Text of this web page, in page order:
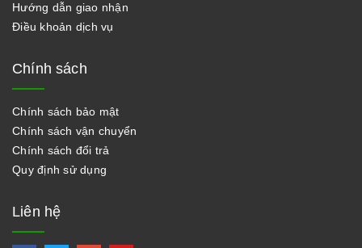
Hướng dẫn giao nhận
Điều khoản dịch vụ
Chính sách
Chính sách bảo mật
Chính sách vận chuyển
Chính sách đổi trả
Quy định sử dụng
Liên hệ